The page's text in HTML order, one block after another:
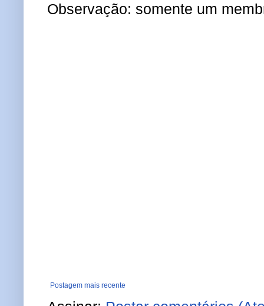
Observação: somente um
Postagem mais recente